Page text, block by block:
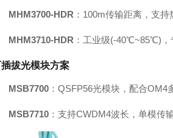
MHM3700-HDR ：100m传输距离，支
MHM3710-HDR ：工业级(-40℃~85℃)，
拔光模块方案
MSB7700 ：QSFP56光模块，配合OM4
MSB7710 ：支持CWDM4波长，单模传